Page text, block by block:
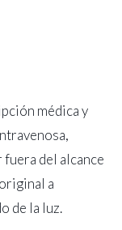
médica y
del alcance
a
de la luz.